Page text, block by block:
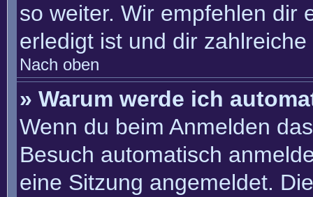
so weiter. Wir empfehlen dir
erledigt ist und dir
Nach oben
» Warum werde ich
Wenn du beim Anmelden
Besuch automatisch
eine Sitzung angemeldet.